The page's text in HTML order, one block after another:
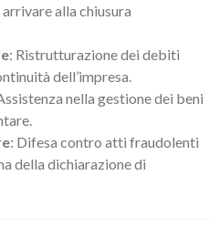
alla chiusura
: Ristrutturazione dei debiti
dell’impresa.
nella gestione dei beni
: Difesa contro atti fraudolenti
della dichiarazione di